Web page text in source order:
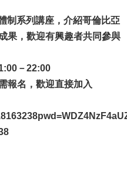
制系列講座，介紹哥倫比亞
果，歡迎有興趣者共同參與
－22:00
報名，歡迎直接加入